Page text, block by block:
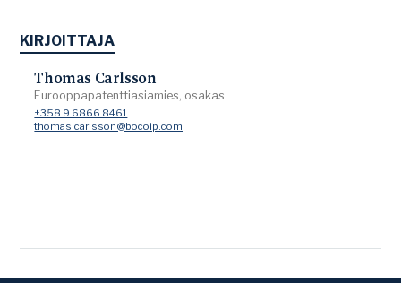
KIRJOITTAJA
Thomas Carlsson
Eurooppapatenttiasiamies, osakas
+358 9 6866 8461
thomas.carlsson@bocoip.com